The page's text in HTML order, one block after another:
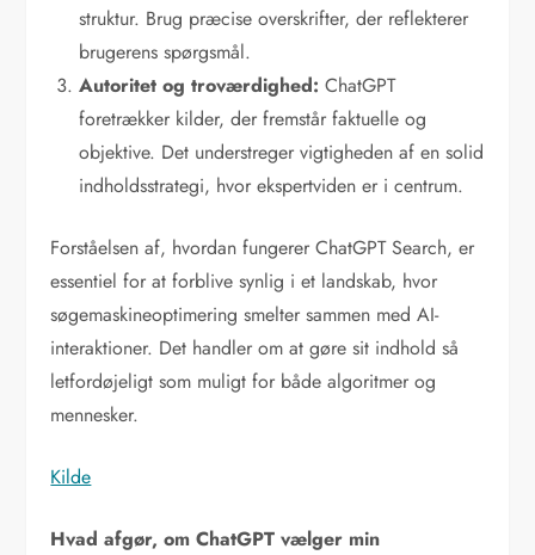
struktur. Brug præcise overskrifter, der reflekterer
brugerens spørgsmål.
Autoritet og troværdighed: ChatGPT
foretrækker kilder, der fremstår faktuelle og
objektive. Det understreger vigtigheden af en solid
indholdsstrategi, hvor ekspertviden er i centrum.
Forståelsen af, hvordan fungerer ChatGPT Search, er
essentiel for at forblive synlig i et landskab, hvor
søgemaskineoptimering smelter sammen med AI-
interaktioner. Det handler om at gøre sit indhold så
letfordøjeligt som muligt for både algoritmer og
mennesker.
Kilde
Hvad afgør, om ChatGPT vælger min